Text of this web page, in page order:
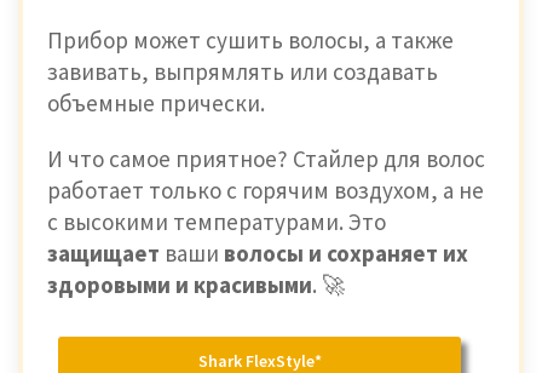
Прибор может сушить волосы, а также
завивать, выпрямлять или создавать
объемные прически.
И что самое приятное? Стайлер для волос
работает только с горячим воздухом, а не
с высокими температурами. Это
защищает ваши волосы и сохраняет их
здоровыми и красивыми. 🚀
Shark FlexStyle*